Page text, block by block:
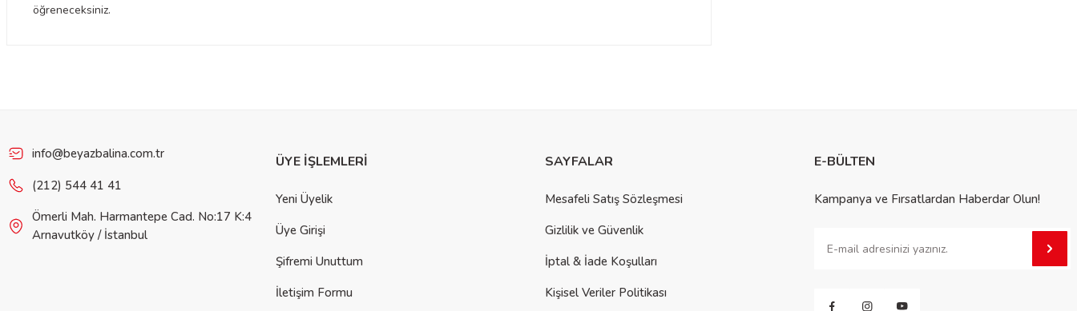
öğreneceksiniz.
Ürün açıklamasında eksik bilgiler bulunuyor.
Bu ürüne benzer farklı alternatifler olmalı.
info@beyazbalina.com.tr
(212) 544 41 41
Ömerli Mah. Harmantepe Cad. No:17 K:4
Arnavutköy / İstanbul
ÜYE İŞLEMLERİ
Yeni Üyelik
Üye Girişi
Şifremi Unuttum
İletişim Formu
SAYFALAR
Mesafeli Satış Sözleşmesi
Gizlilik ve Güvenlik
İptal & İade Koşulları
Kişisel Veriler Politikası
E-BÜLTEN
Kampanya ve Fırsatlardan Haberdar Olun!